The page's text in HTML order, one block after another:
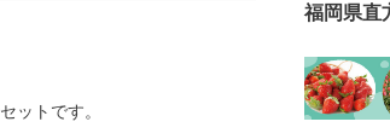
ットです。
福岡県直